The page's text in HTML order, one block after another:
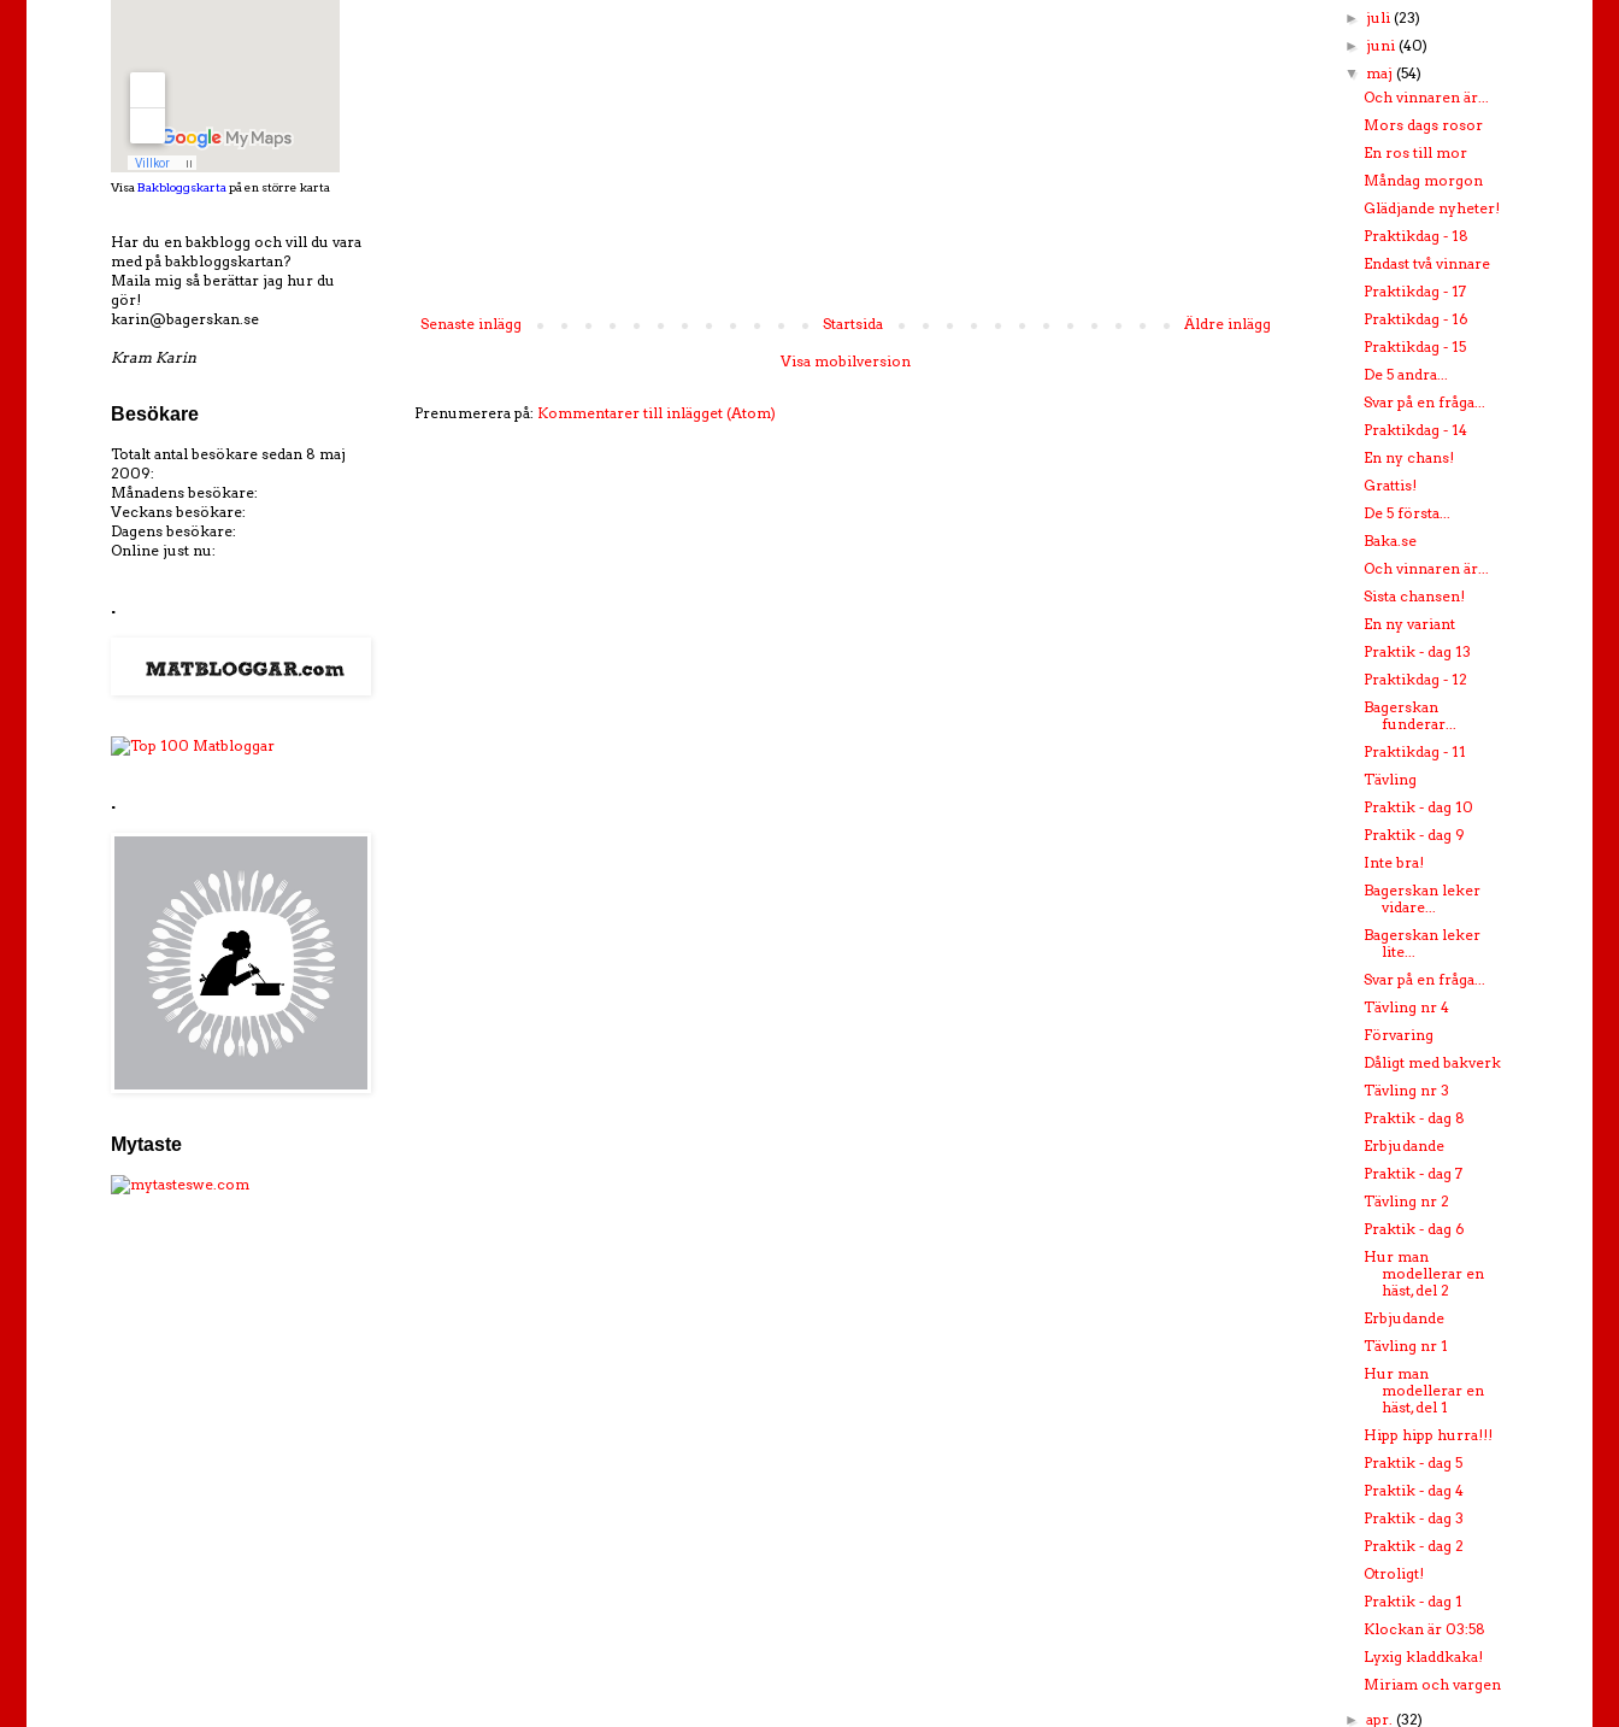
Senaste inlägg Äldre inlägg
Startsida
Visa mobilversion
Prenumerera på: Kommentarer till inlägget (Atom)
Visa Bakbloggskarta på en större karta
Har du en bakblogg och vill du vara
med på bakbloggskartan?
Maila mig så berättar jag hur du
gör!
karin@bagerskan.se
Kram Karin
Besökare
Totalt antal besökare sedan 8 maj
2009:
Månadens besökare:
Veckans besökare:
Dagens besökare:
Online just nu:
.
.
Mytaste
► juli(23)
► juni(40)
▼ maj(54)
Och vinnaren är...
Mors dags rosor
En ros till mor
Måndag morgon
Glädjande nyheter!
Praktikdag - 18
Endast två vinnare
Praktikdag - 17
Praktikdag - 16
Praktikdag - 15
De 5 andra...
Svar på en fråga...
Praktikdag - 14
En ny chans!
Grattis!
De 5 första...
Baka.se
Och vinnaren är...
Sista chansen!
En ny variant
Praktik - dag 13
Praktikdag - 12
Bagerskan
funderar...
Praktikdag - 11
Tävling
Praktik - dag 10
Praktik - dag 9
Inte bra!
Bagerskan leker
vidare...
Bagerskan leker
lite...
Svar på en fråga...
Tävling nr 4
Förvaring
Dåligt med bakverk
Tävling nr 3
Praktik - dag 8
Erbjudande
Praktik - dag 7
Tävling nr 2
Praktik - dag 6
Hur man
modellerar en
häst, del 2
Erbjudande
Tävling nr 1
Hur man
modellerar en
häst, del 1
Hipp hipp hurra!!!
Praktik - dag 5
Praktik - dag 4
Praktik - dag 3
Praktik - dag 2
Otroligt!
Praktik - dag 1
Klockan är 03:58
Lyxig kladdkaka!
Miriam och vargen
►apr.(32)